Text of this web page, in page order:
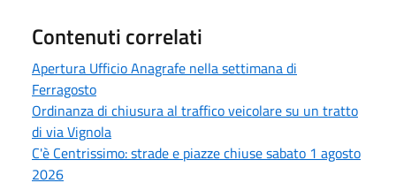
Contenuti correlati
Apertura Ufficio Anagrafe nella settimana di
Ferragosto
Ordinanza di chiusura al traffico veicolare su un tratto
di via Vignola
C'è Centrissimo: strade e piazze chiuse sabato 1 agosto
2026